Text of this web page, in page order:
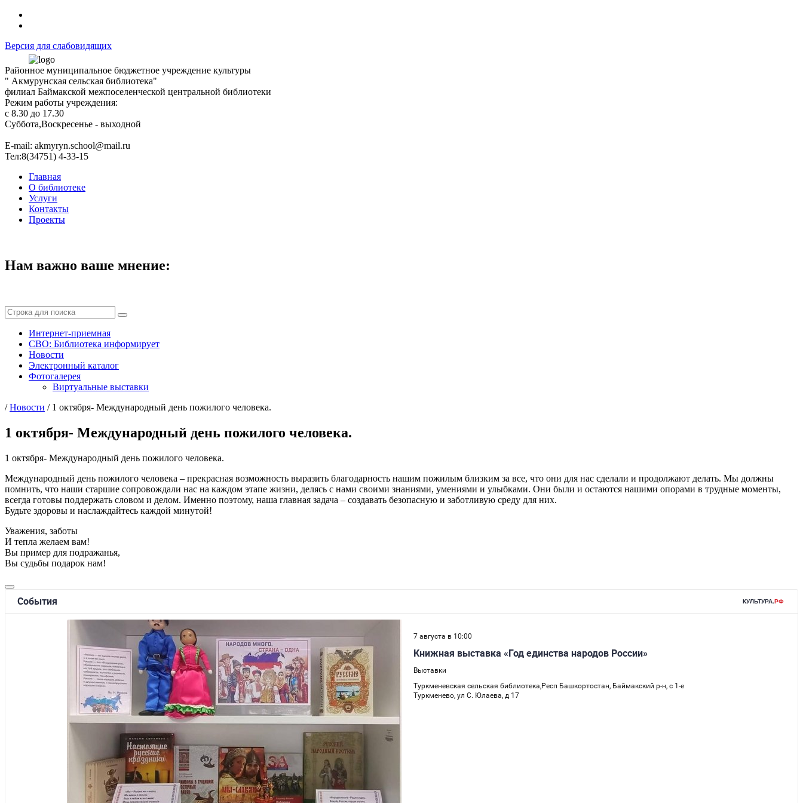
Версия для слабовидящих
Районное муниципальное бюджетное учреждение культуры
" Акмурунская сельская библиотека"
филиал Баймакской межпоселенческой центральной библиотеки
Режим работы учреждения:
с 8.30 до 17.30
Суббота,Воскресенье - выходной
Е-mail: akmyryn.school@mail.ru
Тел:8(34751) 4-33-15
Главная
О библиотеке
Услуги
Контакты
Проекты
Нам важно ваше мнение:
Интернет-приемная
СВО: Библиотека информирует
Новости
Электронный каталог
Фотогалерея
Виртуальные выставки
/Новости / 1 октября- Международный день пожилого человека.
1 октября- Международный день пожилого человека.
1 октября- Международный день пожилого человека.
Международный день пожилого человека – прекрасная возможность выразить благодарность нашим пожилым близким за все, что они для нас сделали и продолжают делать. Мы должны
помнить, что наши старшие сопровождали нас на каждом этапе жизни, делясь с нами своими знаниями, умениями и улыбками. Они были и остаются нашими опорами в трудные моменты,
всегда готовы поддержать словом и делом. Именно поэтому, наша главная задача – создавать безопасную и заботливую среду для них.
Будьте здоровы и наслаждайтесь каждой минутой!
Уважения, заботы
И тепла желаем вам!
Вы пример для подражанья,
Вы судьбы подарок нам!